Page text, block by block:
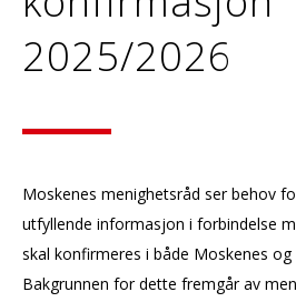
2025/2026
Moskenes menighetsråd ser behov
utfyllende informasjon i forbindelse
skal konfirmeres i både Moskenes og
Bakgrunnen for dette fremgår av